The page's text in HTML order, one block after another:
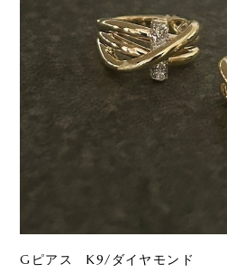
Gピアス K9/ダイヤモンド